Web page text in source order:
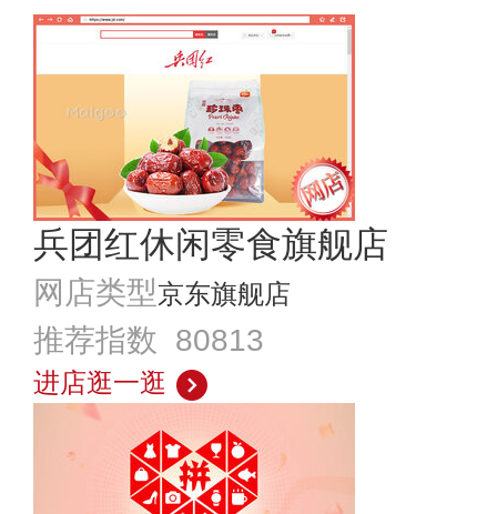
兵团红休闲零食旗舰店
网店类型京东旗舰店
推荐指数 80813
进店逛一逛